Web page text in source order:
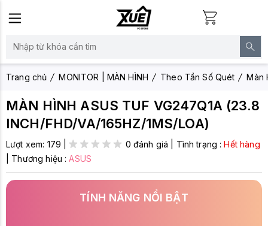
Trang chủ MONITOR | MÀN HÌNH Theo Tần Số Quét Màn
MÀN HÌNH ASUS TUF VG247Q1A (23.8
INCH/FHD/VA/165HZ/1MS/LOA)
Lượt xem: 179 | 0 đánh giá Tình trạng :Hết hàng
Thương hiệu :ASUS
TÍNH NĂNG NỔI BẬT